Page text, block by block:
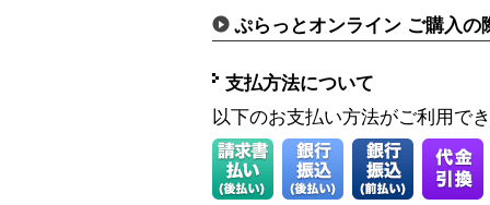
ぷらっとオンライン ご購入の
支払方法について
以下のお支払い方法がご利用で